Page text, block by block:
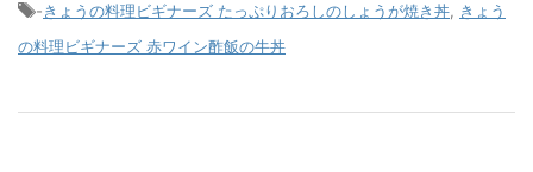
-きょうの料理ビギナーズ たっぷりおろしのしょうが焼き丼
きょう
の料理ビギナーズ 赤ワイン酢飯の牛丼